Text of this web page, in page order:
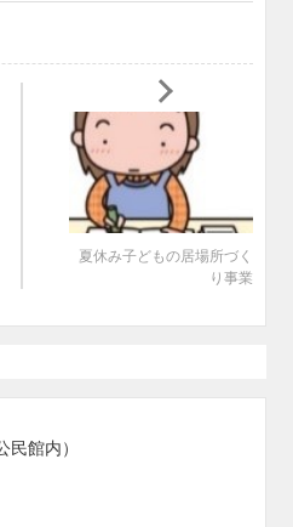
夏休み子どもの居場所づく
り事業
館内）